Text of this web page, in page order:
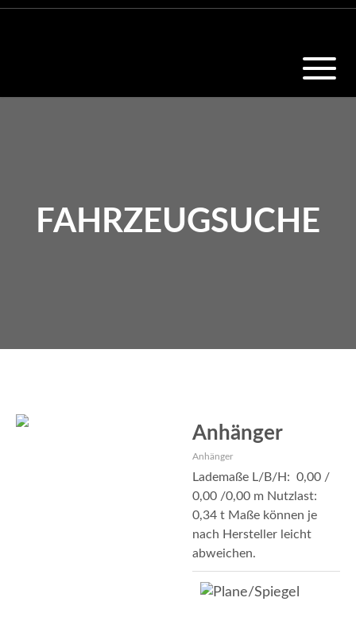
FAHRZEUGSUCHE
Anhänger
Anhänger
Lademaße L/B/H: 0,00 /
0,00 /0,00 m Nutzlast:
0,34 t Maße können je
nach Hersteller leicht
abweichen.